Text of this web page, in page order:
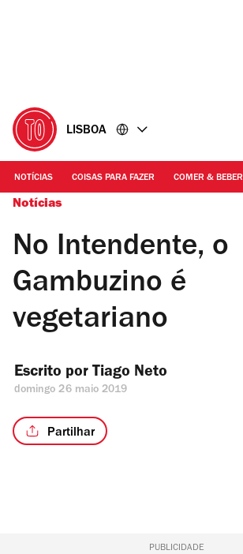
LISBOA
NOTÍCIAS COISAS PARA FAZER COMER & BEBER
Notícias
No Intendente, o
Gambuzino é
vegetariano
Escrito por Tiago Neto
domingo 26 maio 2019
Partilhar
PUBLICIDADE